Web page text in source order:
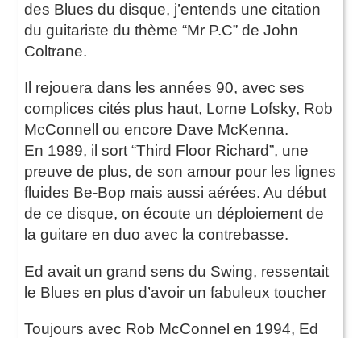
des Blues du disque, j’entends une citation
du guitariste du thème “Mr P.C” de John
Coltrane.
Il rejouera dans les années 90, avec ses
complices cités plus haut, Lorne Lofsky, Rob
McConnell ou encore Dave McKenna.
En 1989, il sort “Third Floor Richard”, une
preuve de plus, de son amour pour les lignes
fluides Be-Bop mais aussi aérées. Au début
de ce disque, on écoute un déploiement de
la guitare en duo avec la contrebasse.
Ed avait un grand sens du Swing, ressentait
le Blues en plus d’avoir un fabuleux toucher
Toujours avec Rob McConnel en 1994, Ed